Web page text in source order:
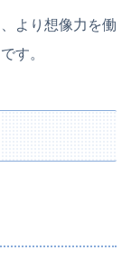
より想像力を働
す。